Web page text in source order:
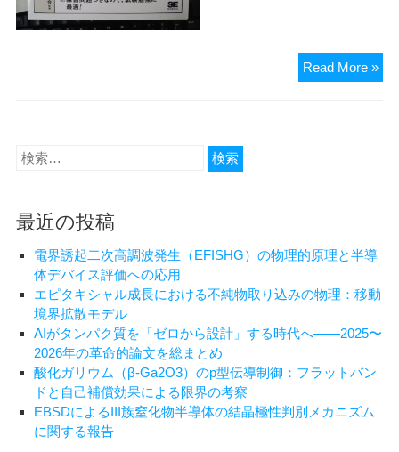
Read More »【
記
勉
す
検
最近の投稿
電界誘起二次高調波発生（EFISHG）の物理的原理と半導
体デバイス評価への応用
エピタキシャル成長における不純物取り込みの物理：移動
境界拡散モデル
AIがタンパク質を「ゼロから設計」する時代へ——2025〜
2026年の革命的論文を総まとめ
酸化ガリウム（β-Ga2O3）のp型伝導制御：フラットバン
ドと自己補償効果による限界の考察
EBSDによるIII族窒化物半導体の結晶極性判別メカニズム
に関する報告